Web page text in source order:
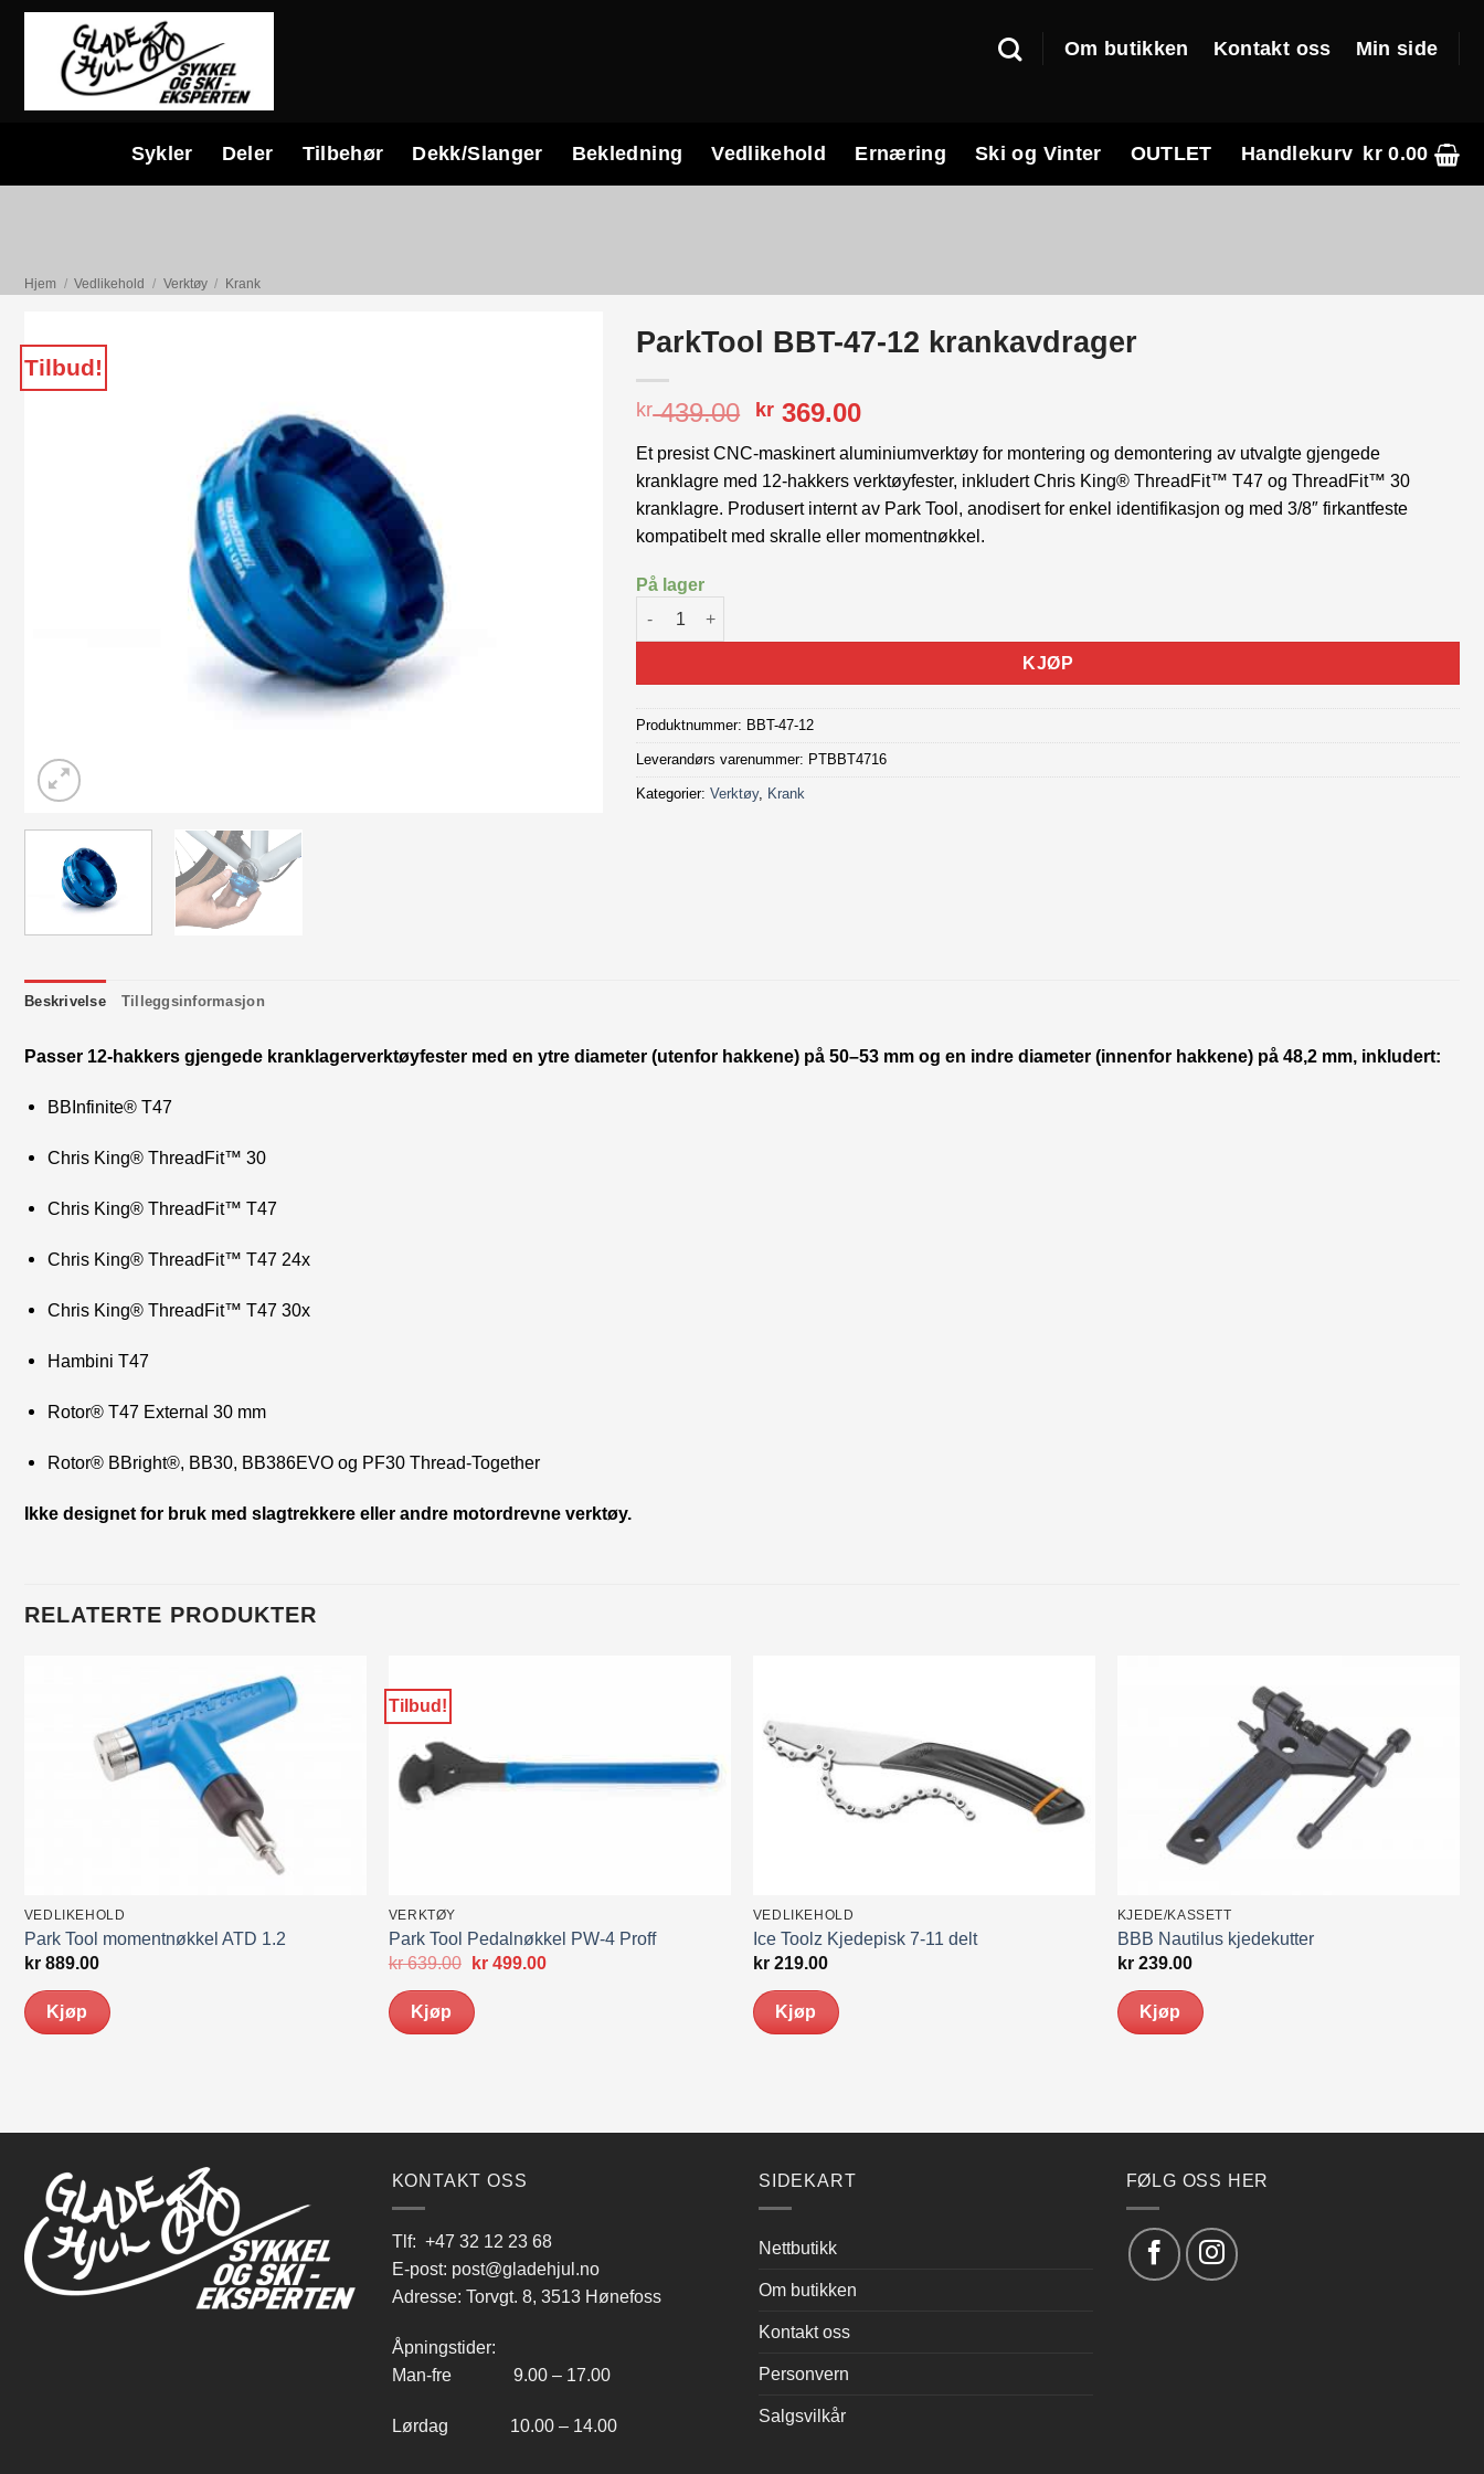
Skip
Om butikken Kontakt oss Min side
Sykler Deler Tilbehør Dekk/Slanger Bekledning Vedlikehold Ernæring Ski og Vinter OUTLET Handlekurv kr0.00
Hjem / Vedlikehold / Verktøy / Krank
Tilbud!
ParkTool BBT-47-12 krankavdrager
kr439.00 Opprinnelig
var:
kr 439.00.
kr 369.00Nåværende
er:
kr 369.00.
Et presist CNC-maskinert aluminiumverktøy for montering og demontering av utvalgte gjengede
kranklagre med 12-hakkers verktøyfester, inkludert Chris King® ThreadFit™ T47 og ThreadFit™ 30
kranklagre. Produsert internt av Park Tool, anodisert for enkel identifikasjon og med 3/8″ firkantfeste
kompatibelt med skralle eller momentnøkkel.
På lager
ParkTool BBT-47-12 krankavdrager antall
KJØP
Produktnummer: BBT-47-12
Leverandørs varenummer: PTBBT4716
Kategorier:Verktøy, Krank
Beskrivelse Tilleggsinformasjon
Passer 12-hakkers gjengede kranklagerverktøyfester med en ytre diameter (utenfor hakkene) på 50–53 mm og en indre diameter (innenfor hakkene) på 48,2 mm, inkludert:
BBInfinite® T47
Chris King® ThreadFit™ 30
Chris King® ThreadFit™ T47
Chris King® ThreadFit™ T47 24x
Chris King® ThreadFit™ T47 30x
Hambini T47
Rotor® T47 External 30 mm
Rotor® BBright®, BB30, BB386EVO og PF30 Thread-Together
Ikke designet for bruk med slagtrekkere eller andre motordrevne verktøy.
RELATERTE PRODUKTER
VEDLIKEHOLD
Park Tool momentnøkkel ATD 1.2
kr889.00
Kjøp
Tilbud!
VERKTØY
Park Tool Pedalnøkkel PW-4 Proff
kr639.00
Opprinnelig
var:
kr 639.00.
kr499.00Nåværende
Kjøp
VEDLIKEHOLD
Ice Toolz Kjedepisk 7-11 delt
kr219.00
Kjøp
KJEDE/KASSETT
BBB Nautilus kjedekutter
kr239.00
Kjøp
KONTAKT OSS
Tlf: +47 32 12 23 68
E-post: post@gladehjul.no
Adresse: Torvgt. 8, 3513 Hønefoss
Åpningstider:
Man-fre 9.00 – 17.00
Lørdag 10.00 – 14.00
SIDEKART
Nettbutikk
Om butikken
Kontakt oss
Personvern
Salgsvilkår
FØLG OSS HER